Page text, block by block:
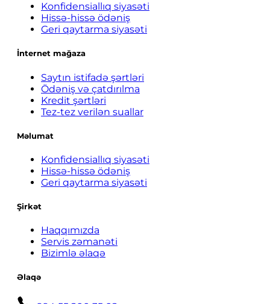
Konfidensiallıq siyasəti
Hissə-hissə ödəniş
Geri qaytarma siyasəti
İnternet mağaza
Saytın istifadə şərtləri
Ödəniş və çatdırılma
Kredit şərtləri
Tez-tez verilən suallar
Məlumat
Konfidensiallıq siyasəti
Hissə-hissə ödəniş
Geri qaytarma siyasəti
Şirkət
Haqqımızda
Servis zəmanəti
Bizimlə əlaqə
Əlaqə